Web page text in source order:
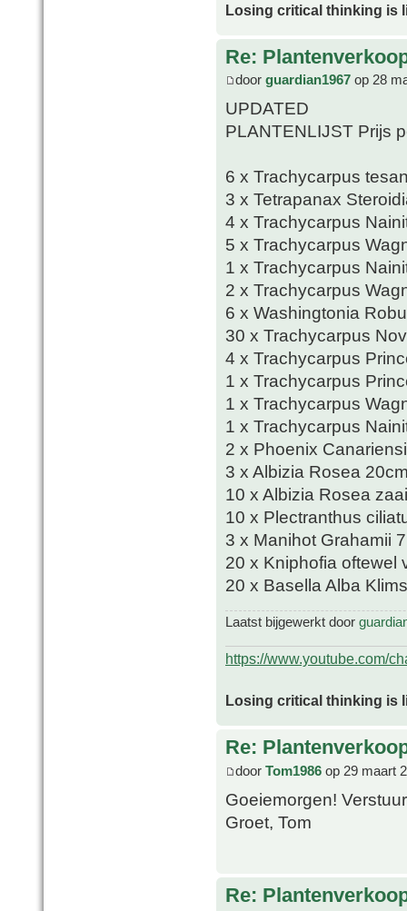
Losing critical thinking is
Re:
door guardian1967 op 28
UPDATED
PLANTENLIJST Prijs
6 x Trachycarpus
3 x Tetrapanax
4 x Trachycarpus
5 x Trachycarpus
1 x Trachycarpus
2 x Trachycarpus
6 x Washingtonia
30 x Trachycarpus
4 x Trachycarpus
1 x Trachycarpus
1 x Trachycarpus
1 x Trachycarpus
2 x Phoenix
3 x Albizia Rosea
10 x Albizia Rosea
10 x Plectranthus
3 x Manihot Grahamii
20 x Kniphofia oftewel
20 x Basella Alba
Laatst bijgewerkt door
https://www.youtube.com/
Losing critical thinking is
Re:
door Tom1986 op 29 maart
Goeiemorgen!
Groet, Tom
Re: